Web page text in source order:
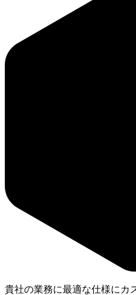
貴社の業務に最適な仕様にカ